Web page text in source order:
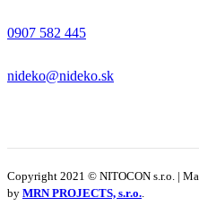
0907 582 445
nideko@nideko.sk
Copyright 2021 © NITOCON s.r.o. |
by MRN PROJECTS, s.r.o.